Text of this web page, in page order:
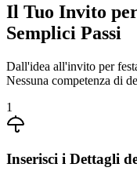
Il Tuo Invito
Semplici Passi
Dall'idea all'invito per
Nessuna competenza di
1
Inserisci i Dettagli